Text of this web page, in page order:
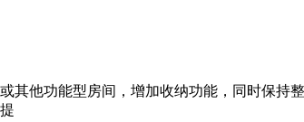
他功能型房间，增加收纳功能，同时保持